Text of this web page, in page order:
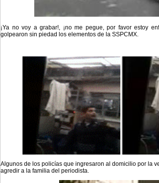
¡Ya no voy a grabar!, ¡no me pegue, por favor estoy
golpearon sin piedad los elementos de la SSPCMX.
Algunos de los policías que ingresaron al domicilio por la
agredir a la familia del periodista.